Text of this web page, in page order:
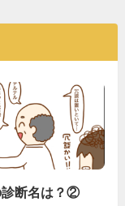
診断名は？②